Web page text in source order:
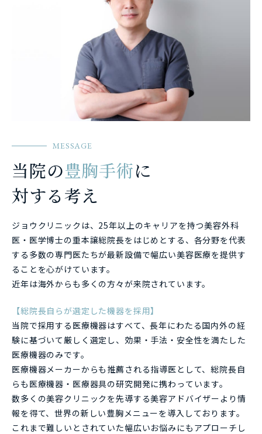
MESSAGE
当院の豊胸手術に
対する考え
ジョウクリニックは、25年以上のキャリアを持つ美容外科
医・医学博士の重本譲総院長をはじめとする、各分野を代表
する多数の専門医たちが最新設備で幅広い美容医療を提供す
ることを心がけています。
近年は海外からも多くの方々が来院されています。
【総院長自らが選定した機器を採用】
当院で採用する医療機器はすべて、長年にわたる国内外の経
験に基づいて厳しく選定し、効果・手法・安全性を満たした
医療機器のみです。
医療機器メーカーからも推薦される指導医として、総院長自
らも医療機器・医療器具の研究開発に携わっています。
数多くの美容クリニックを先導する美容アドバイザーより情
報を得て、世界の新しい豊胸メニューを導入しております。
これまで難しいとされていた幅広いお悩みにもアプローチし